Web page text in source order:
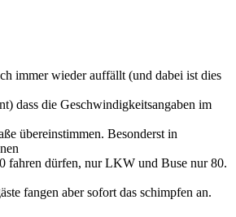
immer wieder auffällt (und dabei ist dies
dass die Geschwindigkeitsangaben im
übereinstimmen. Besonderst in
fahren dürfen, nur LKW und Buse nur 80.
fangen aber sofort das schimpfen an.